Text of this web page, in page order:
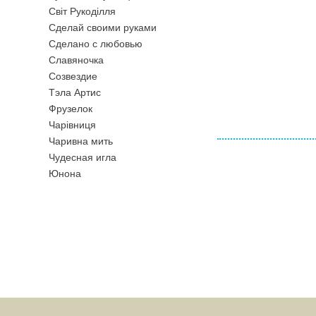
Свiт Рукодiлля
Сделай своими руками
Сделано с любовью
Славяночка
Созвездие
Тэла Артис
Фрузелок
Чарiвниця
Чаривна мить
Чудесная игла
Юнона